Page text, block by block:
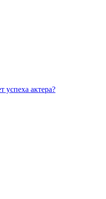
успеха актера?